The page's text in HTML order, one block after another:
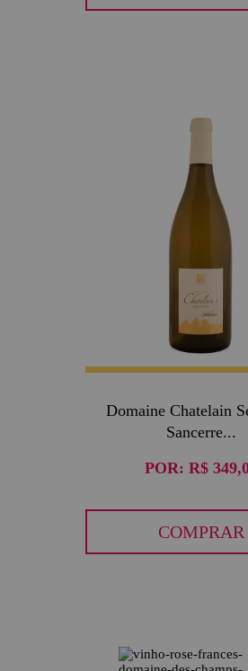
Domaine Chatelain
Sancerre...
POR: R$
COMPRAR